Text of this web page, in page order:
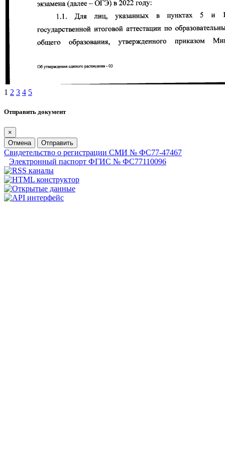
1 2 3 4 5
Отправить документ
×
Отмена
Отправить
Свидетельство о регистрации СМИ № ФС77-47467
Электронный паспорт ФГИС № ФС77110096